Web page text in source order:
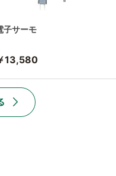
子サーモ
13,580